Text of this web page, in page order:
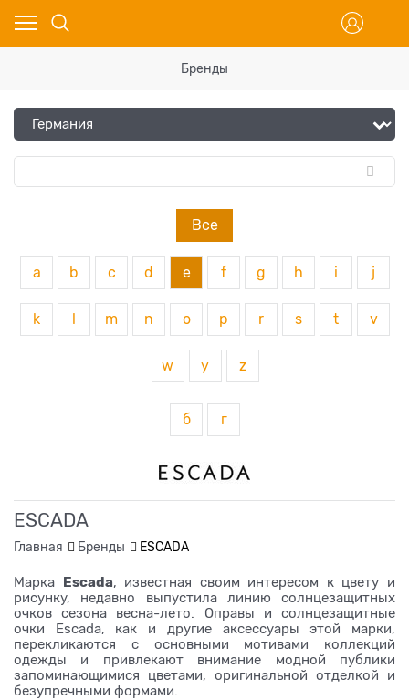
Бренды
Все
a b c d e f g h i j
k m n o p r s t v
w y z
б г
ESCADA
Главная Бренды ESCADA
Марка Escada, известная своим интересом к цвету и
рисунку, недавно выпустила линию солнцезащитных
очков сезона весна-лето. Оправы и солнцезащитные
очки Escada, как и другие аксессуары этой марки,
перекликаются с основными мотивами коллекций
одежды и привлекают внимание модной публики
запоминающимися цветами, оригинальной отделкой и
безупречными формами.